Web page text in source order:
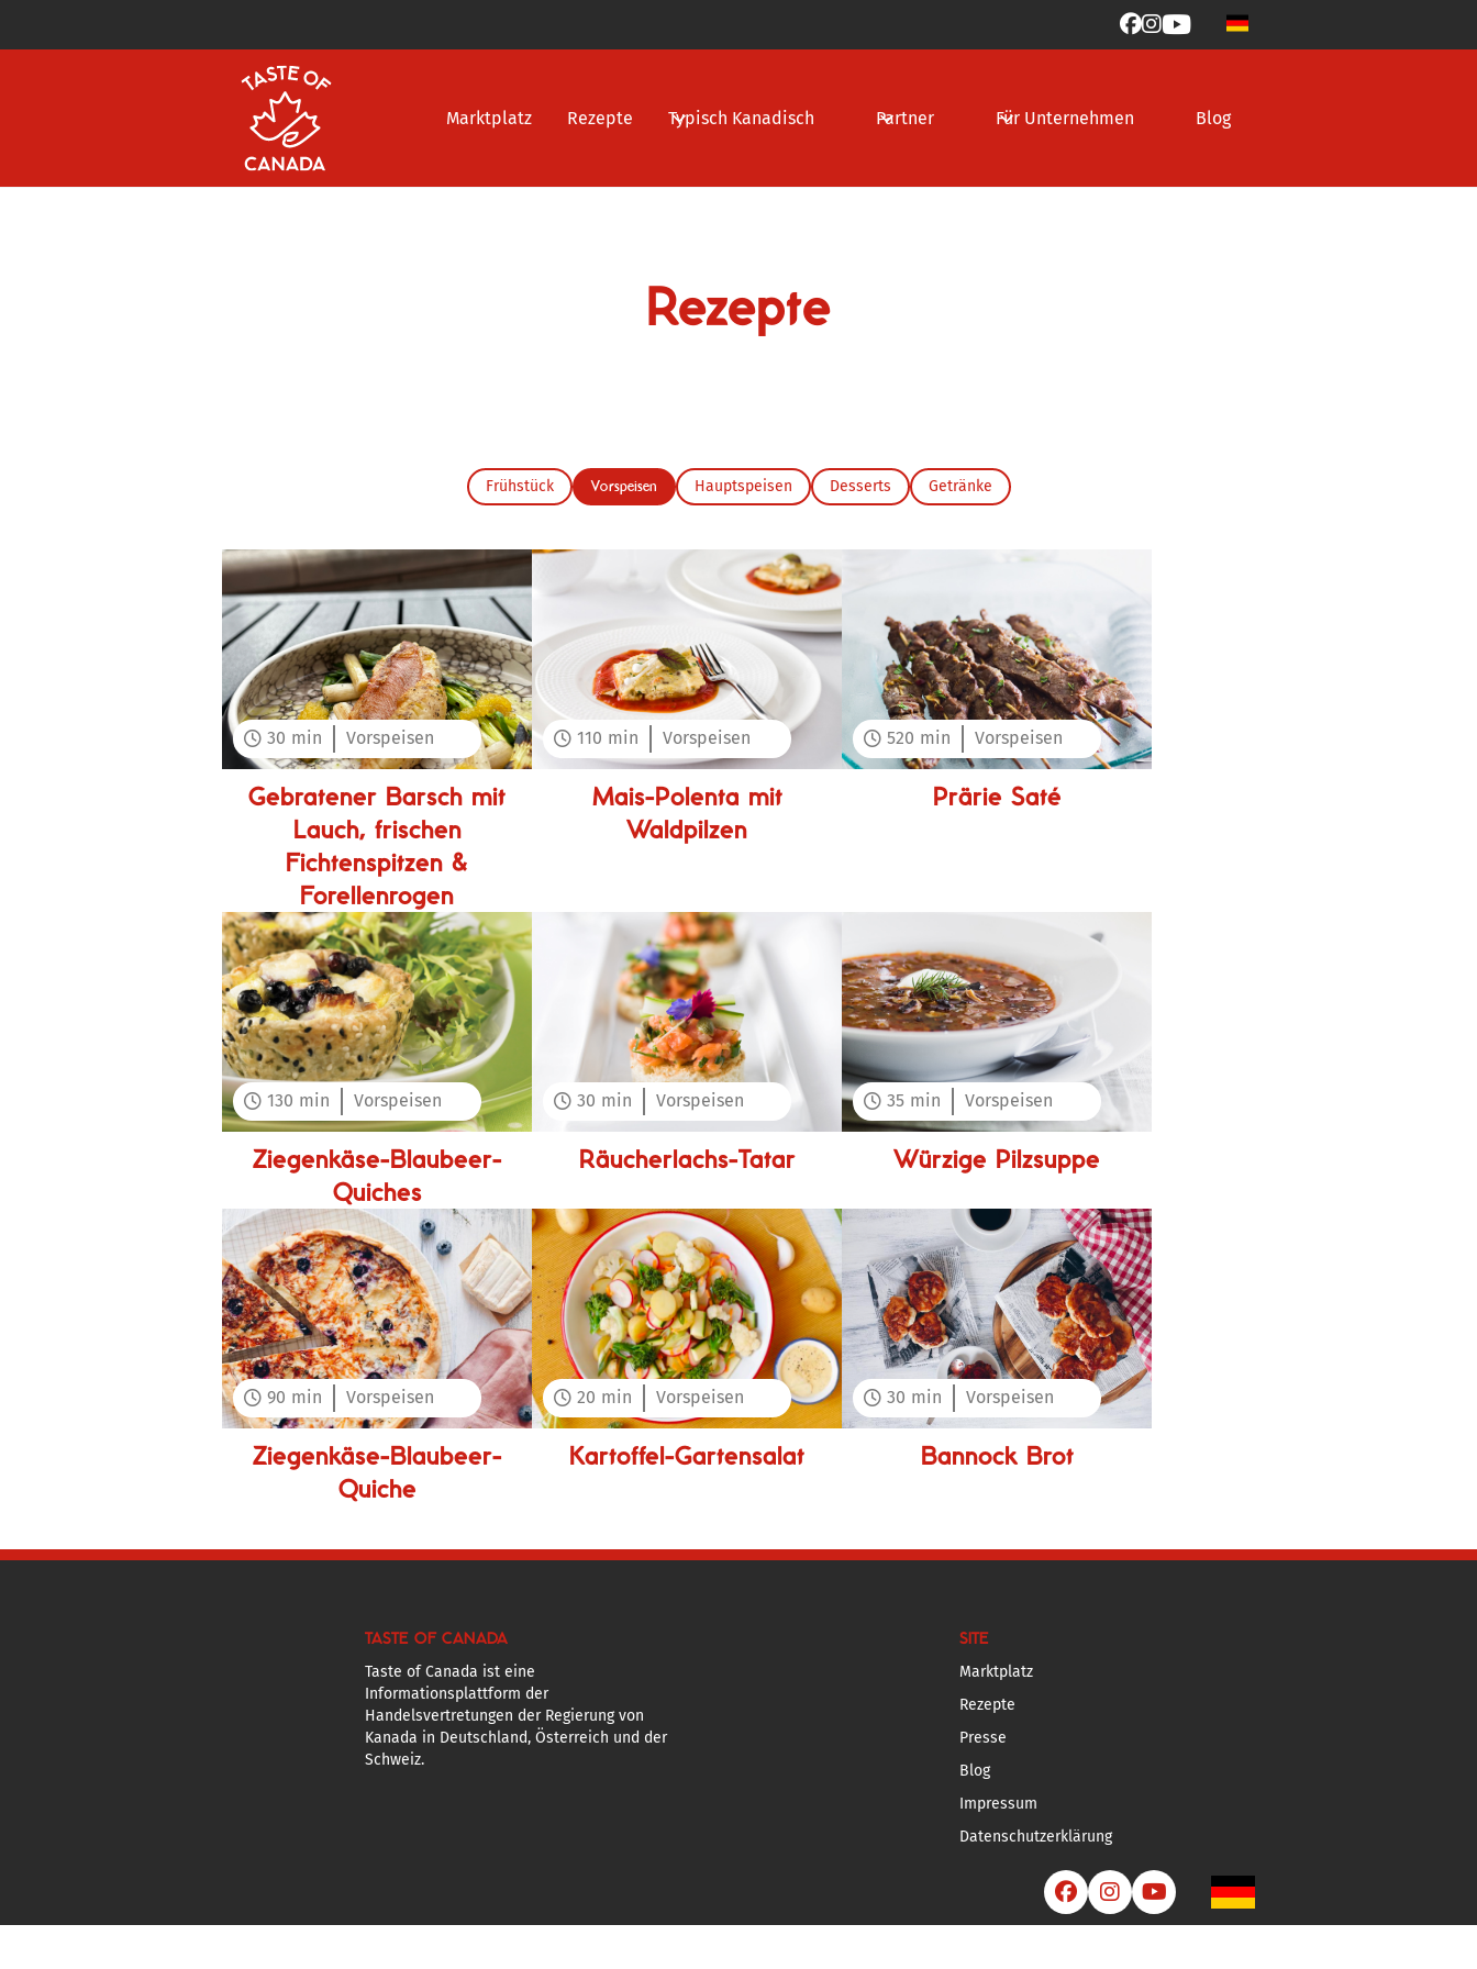

Marktplatz Rezepte Typisch Kanadisch Partner Für Unternehmen Blog
Rezepte
Frühstück Vorspeisen Hauptspeisen Desserts Getränke
 30 min Vorspeisen
Gebratener Barsch mit
Lauch, frischen
Fichtenspitzen &
Forellenrogen
 110 min Vorspeisen
Mais-Polenta mit
Waldpilzen
 520 min Vorspeisen
Prärie Saté
 130 min Vorspeisen
Ziegenkäse-Blaubeer-
Quiches
 30 min Vorspeisen
Räucherlachs-Tatar
 35 min Vorspeisen
Würzige Pilzsuppe
 90 min Vorspeisen
Ziegenkäse-Blaubeer-
Quiche
 20 min Vorspeisen
Kartoffel-Gartensalat
 30 min Vorspeisen
Bannock Brot
TASTE OF CANADA
Taste of Canada ist eine
Informationsplattform der
Handelsvertretungen der Regierung von
Kanada in Deutschland, Österreich und der
Schweiz.
SITE
Marktplatz
Rezepte
Presse
Blog
Impressum
Datenschutzerklärung
  